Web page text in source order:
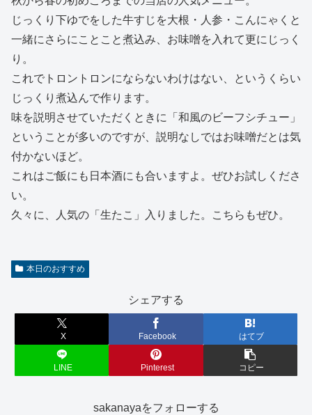
じっくり下ゆでをした牛すじを大根・人参・こんにゃくと
一緒にさらにことこと煮込み、お味噌を入れて更にじっく
り。
これでトロントロンにならないわけはない、というくらい
じっくり煮込んで作ります。
味を説明させていただくときに「和風のビーフシチュー」
ということが多いのですが、説明なしではお味噌だとは気
付かないほど。
これはご飯にも日本酒にも合いますよ。ぜひお試しくださ
い。
久々に、人気の「生たこ」入りました。こちらもぜひ。
本日のおすすめ
シェアする
X Facebook はてブ
LINE Pinterest コピー
sakanayaをフォローする